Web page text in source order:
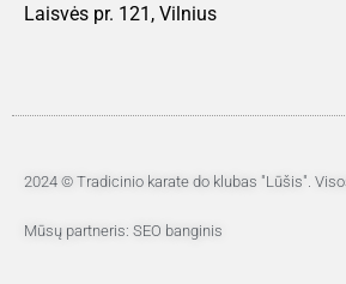
Laisvės pr. 121, Vilnius
2024 © Tradicinio karate do klubas "Lūšis".
Mūsų partneris: SEO banginis